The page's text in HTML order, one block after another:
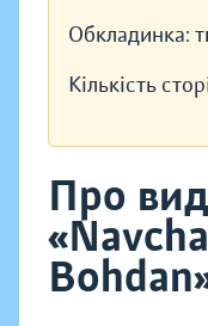
Обкладинка:
Кількість
Про